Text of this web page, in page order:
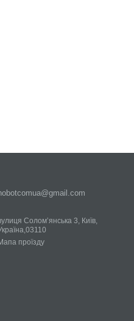
Соломʼянська 3, Київ,
проїзду